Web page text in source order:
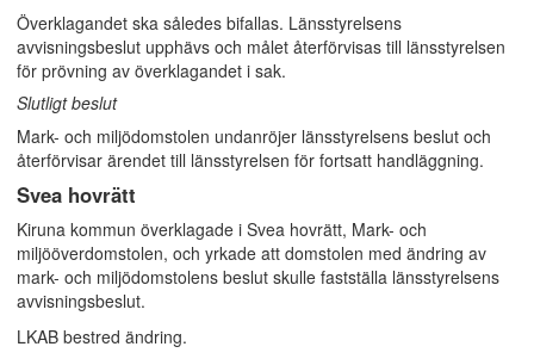
Överklagandet ska således bifallas. Länsstyrelsens
avvisningsbeslut upphävs och målet återförvisas till länsstyrelsen
för prövning av överklagandet i sak.
Slutligt beslut
Mark- och miljödomstolen undanröjer länsstyrelsens beslut och
återförvisar ärendet till länsstyrelsen för fortsatt handläggning.
Svea hovrätt
Kiruna kommun överklagade i Svea hovrätt, Mark- och
miljööverdomstolen, och yrkade att domstolen med ändring av
mark- och miljödomstolens beslut skulle fastställa länsstyrelsens
avvisningsbeslut.
LKAB bestred ändring.